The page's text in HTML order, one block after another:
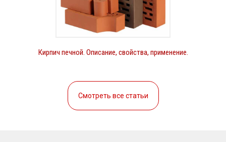
Кирпич печной. Описание, свойства, применение.
Смотреть все статьи